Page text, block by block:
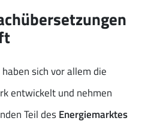
sich vor allem die
entwickelt und nehmen
Teil desEnergiemarktes